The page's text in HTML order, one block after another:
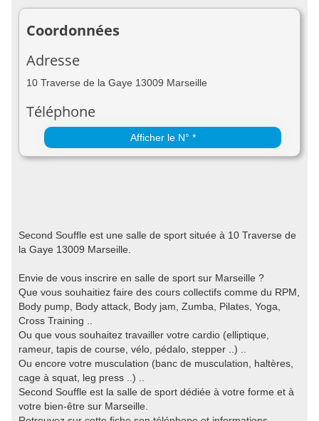
Coordonnées
Adresse
10 Traverse de la Gaye 13009 Marseille
Téléphone
Afficher le N° *
Second Souffle est une salle de sport située à 10 Traverse de
la Gaye 13009 Marseille.
Envie de vous inscrire en salle de sport sur Marseille ?
Que vous souhaitiez faire des cours collectifs comme du RPM,
Body pump, Body attack, Body jam, Zumba, Pilates, Yoga,
Cross Training ..
Ou que vous souhaitez travailler votre cardio (elliptique,
rameur, tapis de course, vélo, pédalo, stepper ..) ..
Ou encore votre musculation (banc de musculation, haltères,
cage à squat, leg press ..) ..
Second Souffle est la salle de sport dédiée à votre forme et à
votre bien-être sur Marseille.